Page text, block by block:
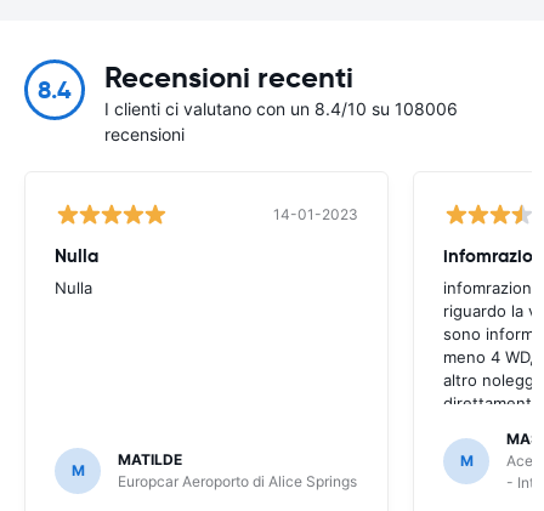
8.4 Recensioni recenti
I clienti ci valutano con un 8.4/10 su 108006
recensioni
14-01-2023
Nulla
Nulla
M
MATILDE
Europcar Aeroporto di Alice Springs
infomrazioni
riguardo la
sono
meno 4 WD,
altro
direttamente
M
Ace
-